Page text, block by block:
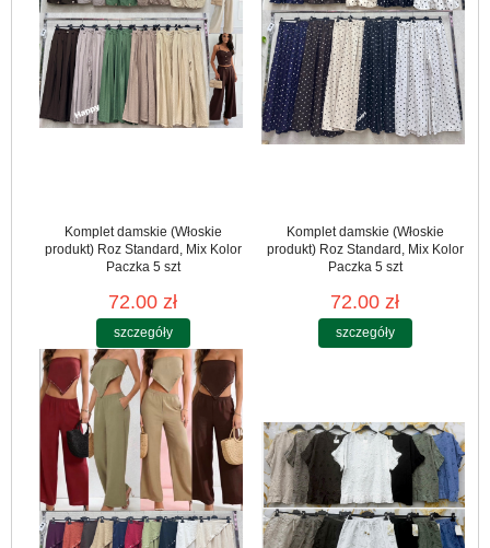
Komplet damskie (Włoskie
produkt) Roz Standard, Mix Kolor
Paczka 5 szt
72.00 zł
szczegóły
Komplet damskie (Włoskie
produkt) Roz Standard, Mix Kolor
Paczka 5 szt
72.00 zł
szczegóły